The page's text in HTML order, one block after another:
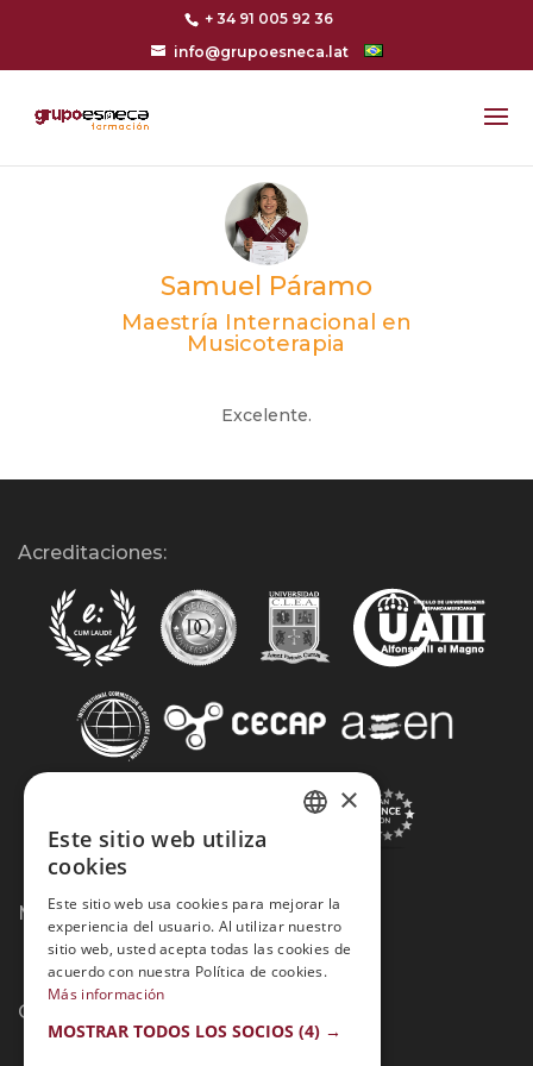
+ 34 91 005 92 36
info@grupoesneca.lat
Samuel Páramo
Maestría Internacional en
Musicoterapia
Excelente.
Acreditaciones:
Métodos de Pago:
Contacto:
×
Este sitio web utiliza
cookies
Este sitio web usa cookies para mejorar la
experiencia del usuario. Al utilizar nuestro
sitio web, usted acepta todas las cookies de
acuerdo con nuestra Política de cookies.
Más información
MOSTRAR TODOS LOS SOCIOS (4) →